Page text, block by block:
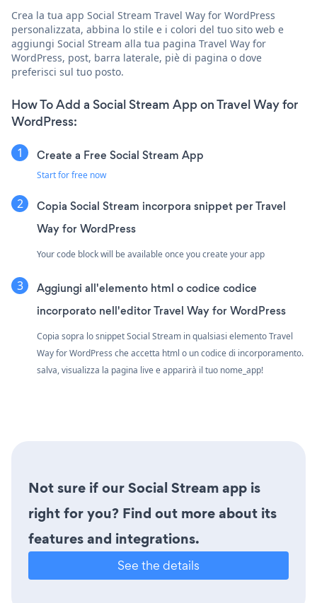
Crea la tua app Social Stream Travel Way for WordPress
personalizzata, abbina lo stile e i colori del tuo sito web e
aggiungi Social Stream alla tua pagina Travel Way for
WordPress, post, barra laterale, piè di pagina o dove
preferisci sul tuo posto.
How To Add a Social Stream App on Travel Way for
WordPress:
Create a Free Social Stream App
Start for free now
Copia Social Stream incorpora snippet per Travel
Way for WordPress
Your code block will be available once you create your app
Aggiungi all'elemento html o codice codice
incorporato nell'editor Travel Way for WordPress
Copia sopra lo snippet Social Stream in qualsiasi elemento Travel
Way for WordPress che accetta html o un codice di incorporamento.
salva, visualizza la pagina live e apparirà il tuo nome_app!
Not sure if our Social Stream app is
right for you? Find out more about its
features and integrations.
See the details